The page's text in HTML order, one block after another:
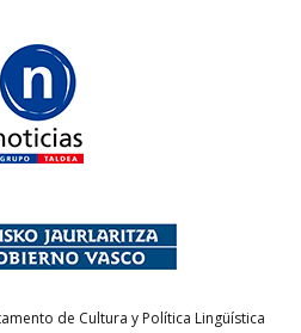
de Cultura y Política Lingüística